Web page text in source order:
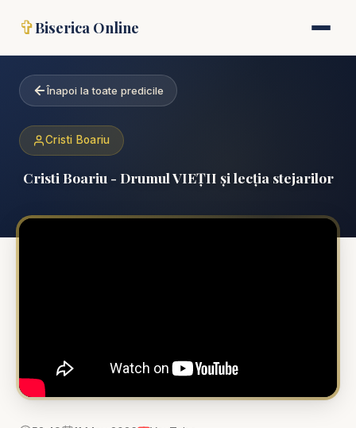
✞Biserica Online
Înapoi la toate predicile
Cristi Boariu
Cristi Boariu - Drumul VIEȚII și lecția stejarilor